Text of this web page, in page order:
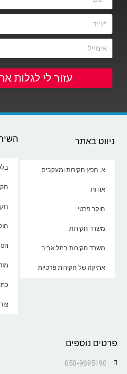
עזור לי לגלות
ניווט באתר
א. חפץ חקירות ומעקבים
אודות
חוקר פרטי
משרד חקירות
משרד חקירות בתל אביב
אתיקה של חקירות פרטיות
פרטים נוספים
050-9695190